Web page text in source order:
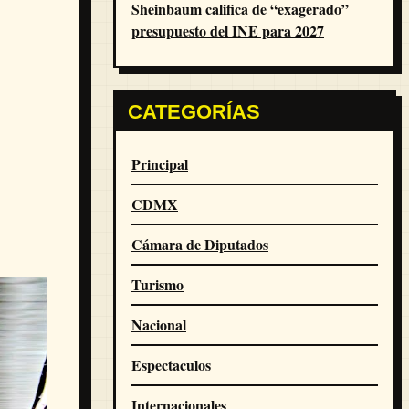
Sheinbaum califica de “exagerado”
presupuesto del INE para 2027
CATEGORÍAS
Principal
CDMX
Cámara de Diputados
Turismo
Nacional
Espectaculos